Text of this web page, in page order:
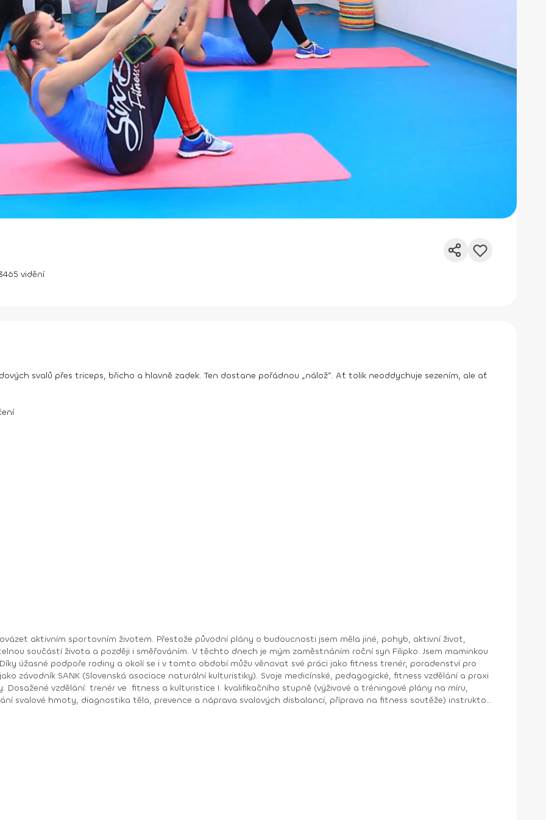
vidění
svalů přes triceps, břicho a hlavně zadek. Ten dostane pořádnou „nálož“. Ať tolik neoddychuje sezením, ale ať
součástí života a později i směřováním. V těchto dnech je mým zaměstnáním roční syn Filipko. Jsem maminkou
závodník SANK (Slovenská asociace naturální kulturistiky). Svoje medicínské, pedagogické, fitness vzdělání a praxi
hmoty, diagnostika těla, prevence a náprava svalových disbalancí, příprava na fitness soutěže) instruktor
výživu, člen AVP (Aliance